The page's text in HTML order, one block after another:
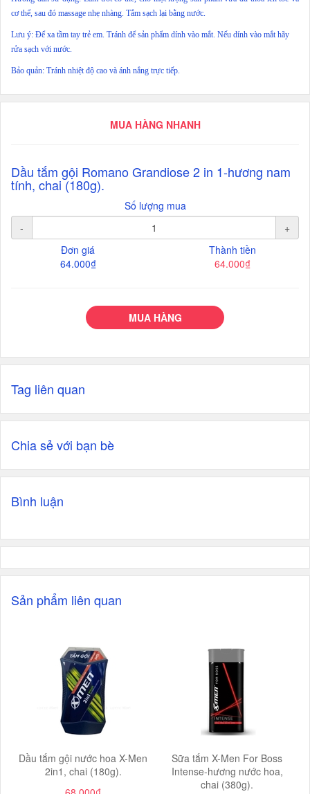
cơ thể, sau đó massage nhẹ nhàng. Tắm sạch lại bằng nước.
Lưu ý: Để xa tầm tay trẻ em. Tránh để sản phẩm dính vào mắt. Nếu dính vào mắt hãy
rửa sạch với nước.
Bảo quản: Tránh nhiệt độ cao và ánh nắng trực tiếp.
MUA HÀNG NHANH
Dầu tắm gội Romano Grandiose 2 in 1-hương nam
tính, chai (180g).
Số lượng mua
-
+
Đơn giá
64.000₫
Thành tiền
64.000₫
MUA HÀNG
Tag liên quan
Chia sẻ với bạn bè
Bình luận
Sản phẩm liên quan
Dầu tắm gội nước hoa X-Men
2in1, chai (180g).
Sữa tắm X-Men For Boss
Intense-hương nước hoa,
chai (380g).